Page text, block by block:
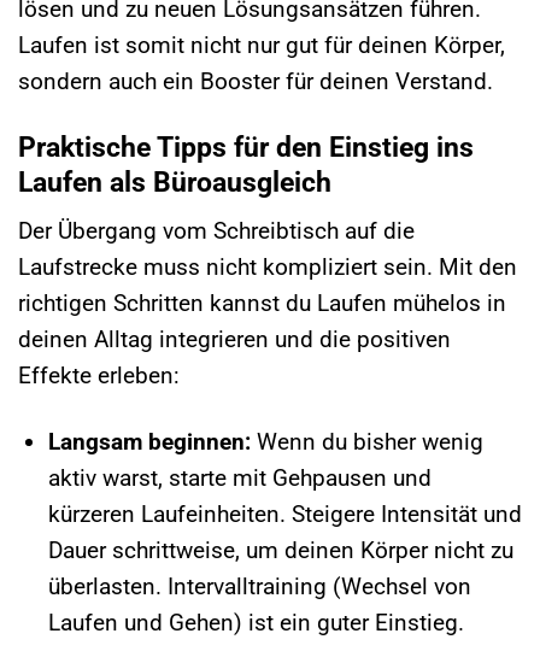
lösen und zu neuen Lösungsansätzen führen.
Laufen ist somit nicht nur gut für deinen Körper,
sondern auch ein Booster für deinen Verstand.
Praktische Tipps für den Einstieg ins
Laufen als Büroausgleich
Der Übergang vom Schreibtisch auf die
Laufstrecke muss nicht kompliziert sein. Mit den
richtigen Schritten kannst du Laufen mühelos in
deinen Alltag integrieren und die positiven
Effekte erleben:
Langsam beginnen:Wenn du bisher wenig
aktiv warst, starte mit Gehpausen und
kürzeren Laufeinheiten. Steigere Intensität und
Dauer schrittweise, um deinen Körper nicht zu
überlasten. Intervalltraining (Wechsel von
Laufen und Gehen) ist ein guter Einstieg.